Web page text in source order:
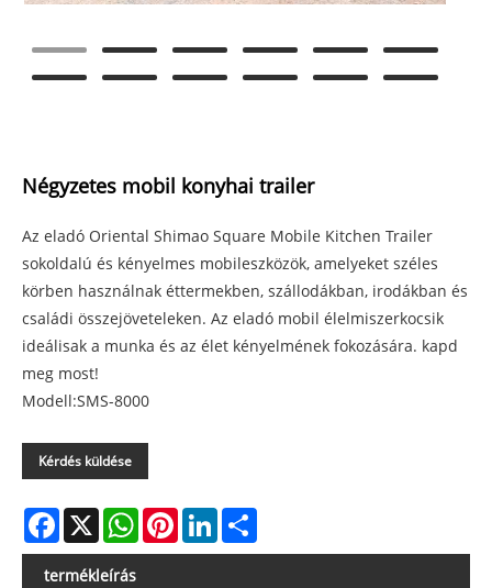
Négyzetes mobil konyhai trailer
Az eladó Oriental Shimao Square Mobile Kitchen Trailer
sokoldalú és kényelmes mobileszközök, amelyeket széles
körben használnak éttermekben, szállodákban, irodákban és
családi összejöveteleken. Az eladó mobil élelmiszerkocsik
ideálisak a munka és az élet kényelmének fokozására. kapd
meg most!
Modell:SMS-8000
Kérdés küldése
Facebook
X WhatsAppPinterestLinkedIn
termékleírás